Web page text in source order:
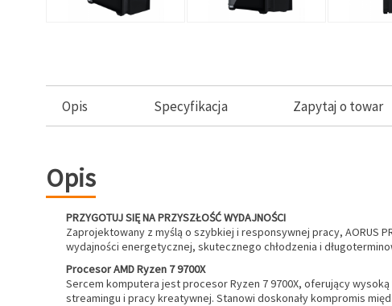
Opis Specyfikacja Zapytaj o towar
Opis
PRZYGOTUJ SIĘ NA PRZYSZŁOŚĆ WYDAJNOŚCI
Zaprojektowany z myślą o szybkiej i responsywnej pracy, AORUS
wydajności energetycznej, skutecznego chłodzenia i
Procesor AMD Ryzen 7 9700X
Sercem komputera jest procesor Ryzen 7 9700X, oferujący
streamingu i pracy kreatywnej. Stanowi doskonały kompromis